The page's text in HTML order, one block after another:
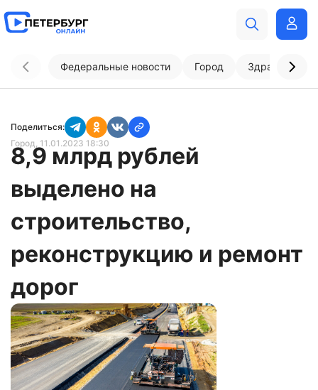
Федеральные новости Город
Поделиться:
Город, 11.01.2023 18:30
8,9 млрд рублей
выделено на
строительство,
реконструкцию и ремонт
дорог